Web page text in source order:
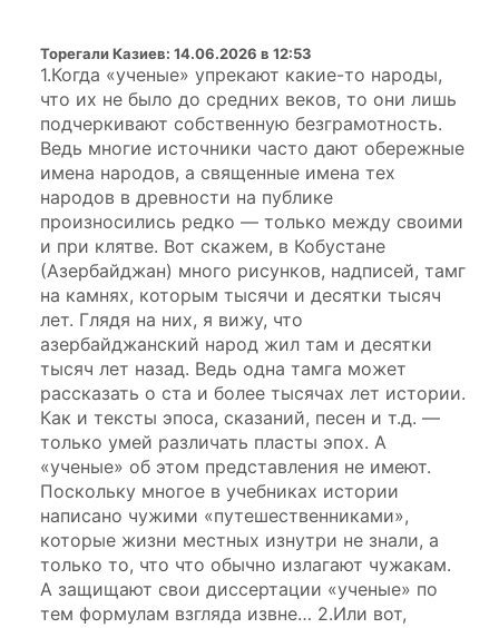
Торегали Казиев: 14.06.2026 в 12:53
1.Когда «ученые» упрекают какие-то народы,
что их не было до средних веков, то они лишь
подчеркивают собственную безграмотность.
Ведь многие источники часто дают обережные
имена народов, а священные имена тех
народов в древности на публике
произносились редко — только между своими
и при клятве. Вот скажем, в Кобустане
(Азербайджан) много рисунков, надписей, тамг
на камнях, которым тысячи и десятки тысяч
лет. Глядя на них, я вижу, что
азербайджанский народ жил там и десятки
тысяч лет назад. Ведь одна тамга может
рассказать о ста и более тысячах лет истории.
Как и тексты эпоса, сказаний, песен и т.д. —
только умей различать пласты эпох. А
«ученые» об этом представления не имеют.
Поскольку многое в учебниках истории
написано чужими «путешественниками»,
которые жизни местных изнутри не знали, а
только то, что что обычно излагают чужакам.
А защищают свои диссертации «ученые» по
тем формулам взгляда извне… 2.Или вот,